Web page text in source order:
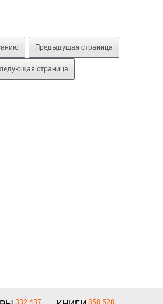
Предыдущая страница
страница
332 437 858 528